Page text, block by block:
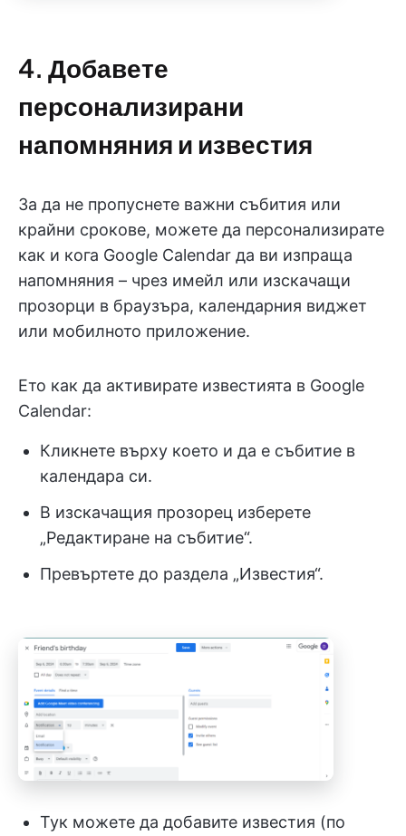
4. Добавете
персонализирани
напомняния и известия
За да не пропуснете важни събития или
крайни срокове, можете да персонализирате
как и кога Google Calendar да ви изпраща
напомняния – чрез имейл или изскачащи
прозорци в браузъра, календарния виджет
или мобилното приложение.
Ето как да активирате известията в Google
Calendar:
Кликнете върху което и да е събитие в
календара си.
В изскачащия прозорец изберете
„Редактиране на събитие“.
Превъртете до раздела „Известия“.
Тук можете да добавите известия (по